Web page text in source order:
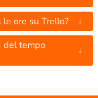
le ore su Trello? ↓
del tempo
↓